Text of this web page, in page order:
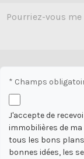
* Champs
J'accepte de
immobilières de
tous les bons
bonnes idées, les